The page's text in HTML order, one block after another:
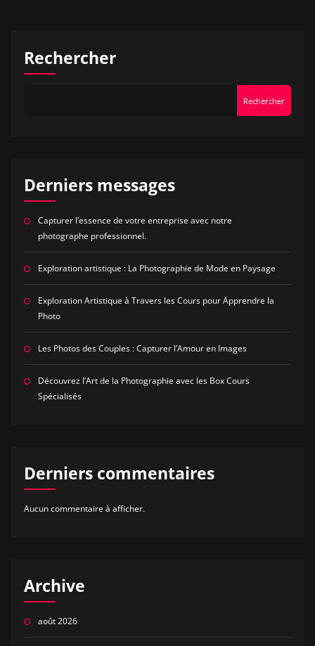
Rechercher
Rechercher
Derniers messages
Capturer l’essence de votre entreprise avec notre
photographe professionnel.
Exploration artistique : La Photographie de Mode en Paysage
Exploration Artistique à Travers les Cours pour Apprendre la
Photo
Les Photos des Couples : Capturer l’Amour en Images
Découvrez l’Art de la Photographie avec les Box Cours
Spécialisés
Derniers commentaires
Aucun commentaire à afficher.
Archive
août 2026